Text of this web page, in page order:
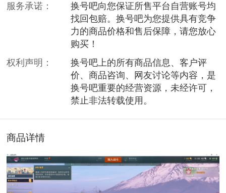
服务承诺：
换号吧向您保证所售平台自营账号均
找回包赔。换号吧为您提供具有竞争
力的商品价格和售后保障，请您放心
购买！
权利声明：
换号吧上的所有商品信息、客户评
价、商品咨询、网友讨论等内容，是
换号吧重要的经营资源，未经许可，
禁止非法转载使用。
商品详情